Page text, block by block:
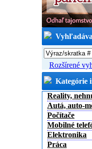
Rozšírené
Kategórie
Reality,
Autá, auto-
Počítače
Mobilné
Elektronika
Práca